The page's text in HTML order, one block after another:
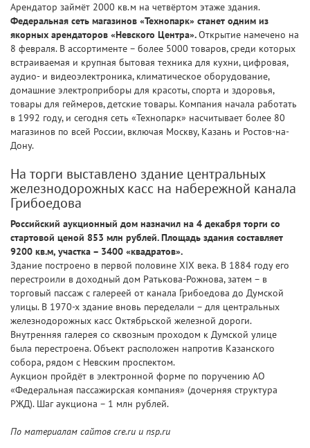
Арендатор займёт 2000 кв.м на четвёртом этаже здания.
Федеральная сеть магазинов «Технопарк» станет одним из
якорных арендаторов «Невского Центра».Открытие намечено на
8 февраля. В ассортименте – более 5000 товаров, среди которых
встраиваемая и крупная бытовая техника для кухни, цифровая,
аудио- и видеоэлектроника, климатическое оборудование,
домашние электроприборы для красоты, спорта и здоровья,
товары для геймеров, детские товары. Компания начала работать
в 1992 году, и сегодня сеть «Технопарк» насчитывает более 80
магазинов по всей России, включая Москву, Казань и Ростов-на-
Дону.
На торги выставлено здание центральных
железнодорожных касс на набережной канала
Грибоедова
Российский аукционный дом назначил на 4 декабря торги со
стартовой ценой 853 млн рублей. Площадь здания составляет
9200 кв.м, участка – 3400 «квадратов».
Здание построено в первой половине XIX века. В 1884 году его
перестроили в доходный дом Ратькова-Рожнова, затем – в
торговый пассаж с галереей от канала Грибоедова до Думской
улицы. В 1970-х здание вновь переделали – для центральных
железнодорожных касс Октябрьской железной дороги.
Внутренняя галерея со сквозным проходом к Думской улице
была перестроена. Объект расположен напротив Казанского
собора, рядом с Невским проспектом.
Аукцион пройдёт в электронной форме по поручению АО
«Федеральная пассажирская компания» (дочерняя структура
РЖД). Шаг аукциона – 1 млн рублей.
По материалам сайтов cre.ru и nsp.ru